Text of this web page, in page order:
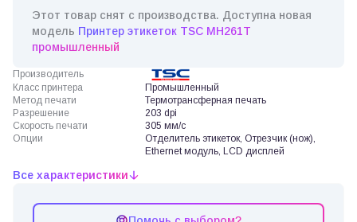
Этот товар снят с производства. Доступна новая
модель Принтер этикеток TSC MH261T
промышленный
Производитель
Класс принтера
Промышленный
Метод печати
Термотрансферная печать
Разрешение
203 dpi
Скорость печати
305 мм/с
Опции
Отделитель этикеток, Отрезчик (нож),
Ethernet модуль, LCD дисплей
Все характеристики